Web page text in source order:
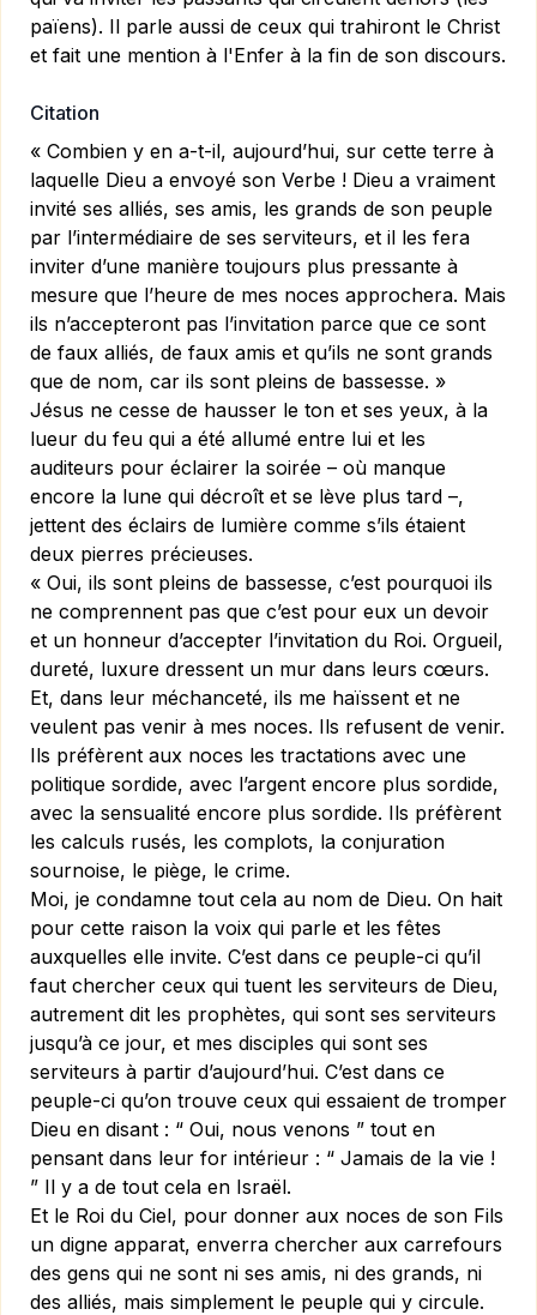
païens). Il parle aussi de ceux qui trahiront le Christ
et fait une mention à l'Enfer à la fin de son discours.
Citation
« Combien y en a-t-il, aujourd’hui, sur cette terre à
laquelle Dieu a envoyé son Verbe ! Dieu a vraiment
invité ses alliés, ses amis, les grands de son peuple
par l’intermédiaire de ses serviteurs, et il les fera
inviter d’une manière toujours plus pressante à
mesure que l’heure de mes noces approchera. Mais
ils n’accepteront pas l’invitation parce que ce sont
de faux alliés, de faux amis et qu’ils ne sont grands
que de nom, car ils sont pleins de bassesse. »
Jésus ne cesse de hausser le ton et ses yeux, à la
lueur du feu qui a été allumé entre lui et les
auditeurs pour éclairer la soirée – où manque
encore la lune qui décroît et se lève plus tard –,
jettent des éclairs de lumière comme s’ils étaient
deux pierres précieuses.
« Oui, ils sont pleins de bassesse, c’est pourquoi ils
ne comprennent pas que c’est pour eux un devoir
et un honneur d’accepter l’invitation du Roi. Orgueil,
dureté, luxure dressent un mur dans leurs cœurs.
Et, dans leur méchanceté, ils me haïssent et ne
veulent pas venir à mes noces. Ils refusent de venir.
Ils préfèrent aux noces les tractations avec une
politique sordide, avec l’argent encore plus sordide,
avec la sensualité encore plus sordide. Ils préfèrent
les calculs rusés, les complots, la conjuration
sournoise, le piège, le crime.
Moi, je condamne tout cela au nom de Dieu. On hait
pour cette raison la voix qui parle et les fêtes
auxquelles elle invite. C’est dans ce peuple-ci qu’il
faut chercher ceux qui tuent les serviteurs de Dieu,
autrement dit les prophètes, qui sont ses serviteurs
jusqu’à ce jour, et mes disciples qui sont ses
serviteurs à partir d’aujourd’hui. C’est dans ce
peuple-ci qu’on trouve ceux qui essaient de tromper
Dieu en disant : “ Oui, nous venons ” tout en
pensant dans leur for intérieur : “ Jamais de la vie !
” Il y a de tout cela en Israël.
Et le Roi du Ciel, pour donner aux noces de son Fils
un digne apparat, enverra chercher aux carrefours
des gens qui ne sont ni ses amis, ni des grands, ni
des alliés, mais simplement le peuple qui y circule.